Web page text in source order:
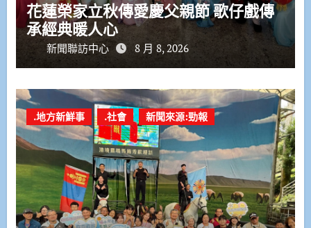
花蓮榮家立秋傳愛慶父親節 歌仔戲傳
承經典暖人心
新聞聯訪中心 8 月 8, 2026
.地方新鮮事 .社會 新聞來源:勁報